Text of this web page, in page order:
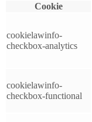
Cookie
cookielawinfo-
checkbox-analytics
cookielawinfo-
checkbox-functional